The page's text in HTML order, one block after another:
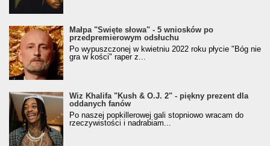
Małpa "Święte słowa" - 5 wniosków po
przedpremierowym odsłuchu
Po wypuszczonej w kwietniu 2022 roku płycie "Bóg nie
gra w kości" raper z...
Wiz Khalifa "Kush & O.J. 2" - piękny prezent dla
oddanych fanów
Po naszej popkillerowej gali stopniowo wracam do
rzeczywistości i nadrabiam...